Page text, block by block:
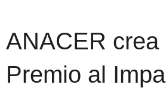
ANACER crea
Premio al